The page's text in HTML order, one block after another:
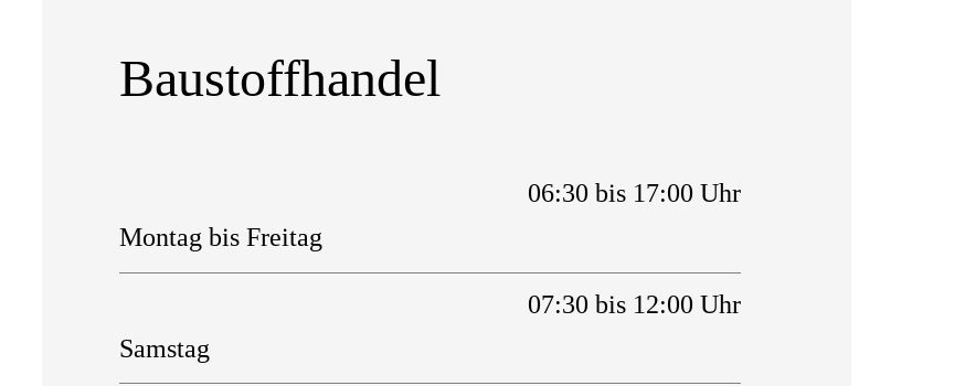
Baustoffhandel
Montag bis Freitag
06:30 bis 17:00 Uhr
Samstag
07:30 bis 12:00 Uhr